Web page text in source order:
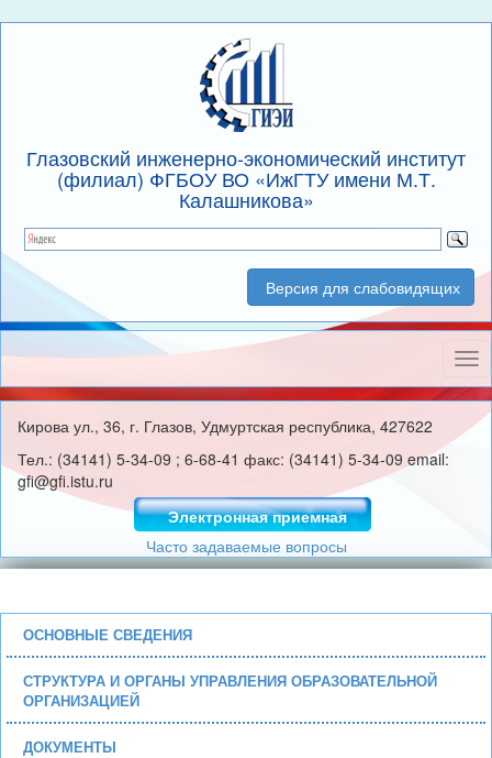
Глазовский инженерно-экономический институт
(филиал) ФГБОУ ВО «ИжГТУ имени М.Т.
Калашникова»
Версия для слабовидящих
Кирова ул., 36, г. Глазов, Удмуртская республика, 427622
Тел.: (34141) 5-34-09 ; 6-68-41 факс: (34141) 5-34-09 email:
gfi@gfi.istu.ru
Электронная приемная
Часто задаваемые вопросы
ОСНОВНЫЕ СВЕДЕНИЯ
СТРУКТУРА И ОРГАНЫ УПРАВЛЕНИЯ ОБРАЗОВАТЕЛЬНОЙ
ОРГАНИЗАЦИЕЙ
ДОКУМЕНТЫ